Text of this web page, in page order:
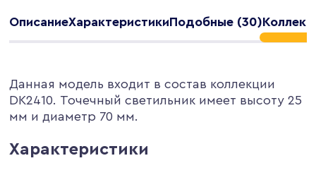
ОписаниеХарактеристикиПодобные (30)
Данная модель входит в состав коллекции
DK2410. Точечный светильник имеет высоту 25
мм и диаметр 70 мм.
Характеристики